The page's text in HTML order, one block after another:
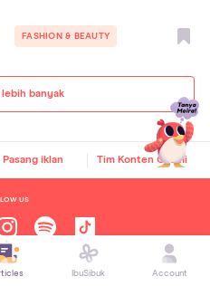
lebih banyak
FASHION & BEAUTY
Pasang iklan Tim Konten Orami
US
Parenting, Kesehatan,
IbuSibuk Account